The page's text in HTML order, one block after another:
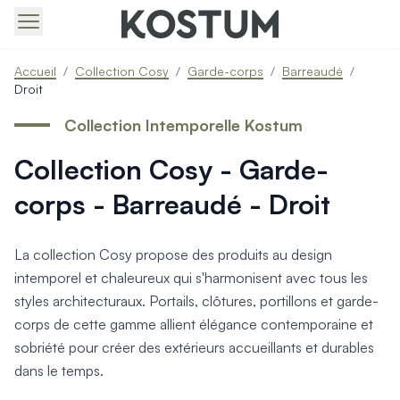
Produits > Portails > Portails contemporains
Produits > Portails > Portails architectes
Produits > Portails > Portails économiques
Produits > Portails > Motorisation Portail
Produits > Portails > Les ouvertures spéciales
Produits > Portillons > Portillons contemporains
Produits > Portillons > Portillons traditionnels
Produits > Portillons > Portillons architectes
Produits > Portillons > Portillons décoratifs
Produits > Portillons > Motorisation Portillon
Produits > Portillons > Ouvertures Spéciales
Produits > Clôtures > Toutes nos clôtures
Accueil / Collection Cosy / Garde-corps / Barreaudé /
Droit
Collection Cosy - Garde-
corps - Barreaudé - Droit
Collection Intemporelle Kostum
La collection Cosy propose des produits au design
intemporel et chaleureux qui s'harmonisent avec tous les
styles architecturaux. Portails, clôtures, portillons et garde-
corps de cette gamme allient élégance contemporaine et
sobriété pour créer des extérieurs accueillants et durables
dans le temps.